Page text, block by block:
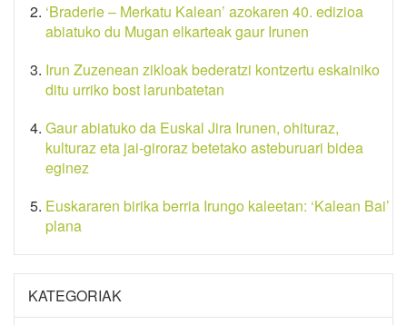
‘Braderie – Merkatu Kalean’ azokaren 40. edizioa
abiatuko du Mugan elkarteak gaur Irunen
Irun Zuzenean zikloak bederatzi kontzertu eskainiko
ditu urriko bost larunbatetan
Gaur abiatuko da Euskal Jira Irunen, ohituraz,
kulturaz eta jai-giroraz betetako asteburuari bidea
eginez
Euskararen birika berria Irungo kaleetan: ‘Kalean Bai’
plana
KATEGORIAK